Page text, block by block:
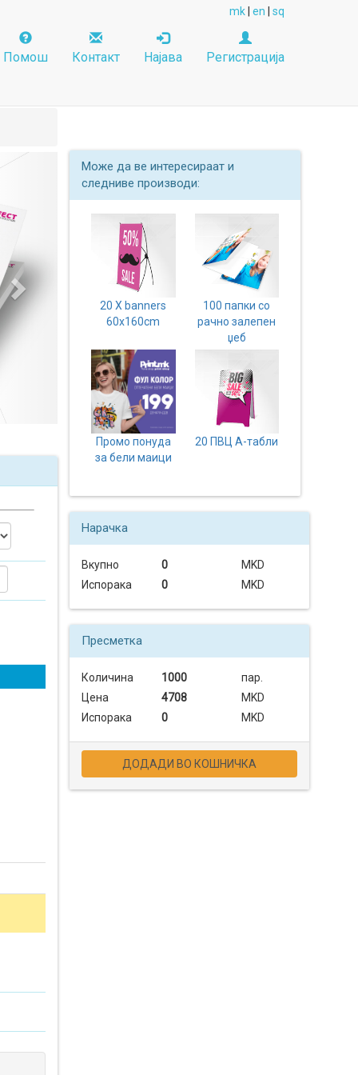
mk en sq
Помош Контакт Најава Регистрација
Next
Може да ве интересираат и
следниве производи:
20 X banners
60x160cm
100 папки со
рачно залепен
џеб
Промо понуда
за бели маици
20 ПВЦ А-табли
Нарачка
Вкупно 0
MKD
Испорака
0 MKD
Пресметка
Количина 1000
пар.
Цена
4708
MKD
Испорака
0 MKD
ДОДАДИ ВО КОШНИЧКА